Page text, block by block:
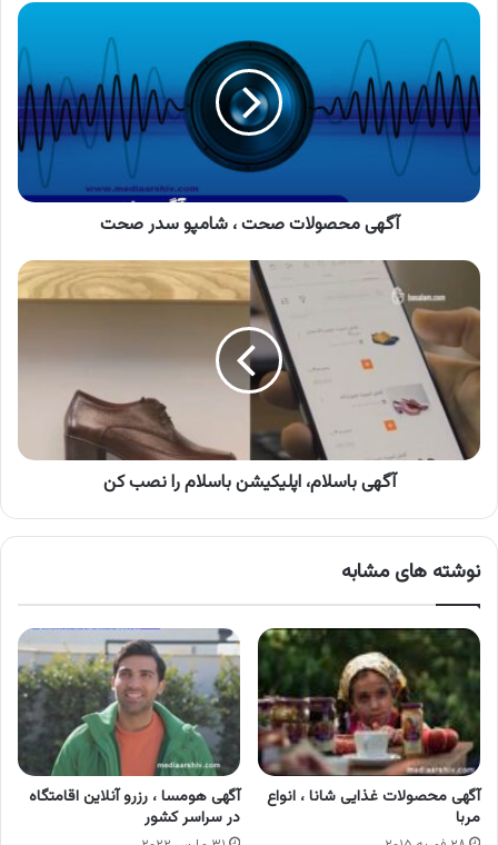
آگهی
محصولات
صحت
،
شامپو
سدر
صحت
آگهی محصولات صحت ، شامپو سدر صحت
آگهی
باسلام،
اپلیکیشن
باسلام
را
نصب
کن
آگهی باسلام، اپلیکیشن باسلام را نصب کن
نوشته های مشابه
آگهی محصولات غذایی شانا ، انواع
مربا
آگهی هومسا ، رزرو آنلاین اقامتگاه
در سراسر کشور